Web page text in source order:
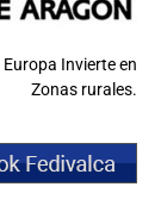
Europa Invierte en
Zonas rurales.